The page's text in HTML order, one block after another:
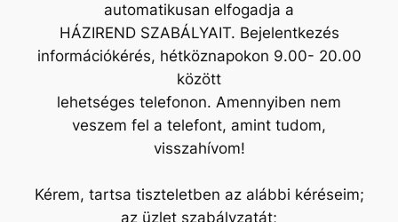
automatikusan elfogadja a
HÁZIREND SZABÁLYAIT. Bejelentkezés
információkérés, hétköznapokon 9.00- 20.00
között
lehetséges telefonon. Amennyiben nem
veszem fel a telefont, amint tudom,
visszahívom!
Kérem, tartsa tiszteletben az alábbi kéréseim;
az üzlet szabályzatát;